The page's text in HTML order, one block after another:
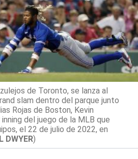
de Toronto, se lanza al
slam dentro del parque junto
Rojas de Boston, Kevin
del juego de la MLB que
el 22 de julio de 2022, en
DWYER)